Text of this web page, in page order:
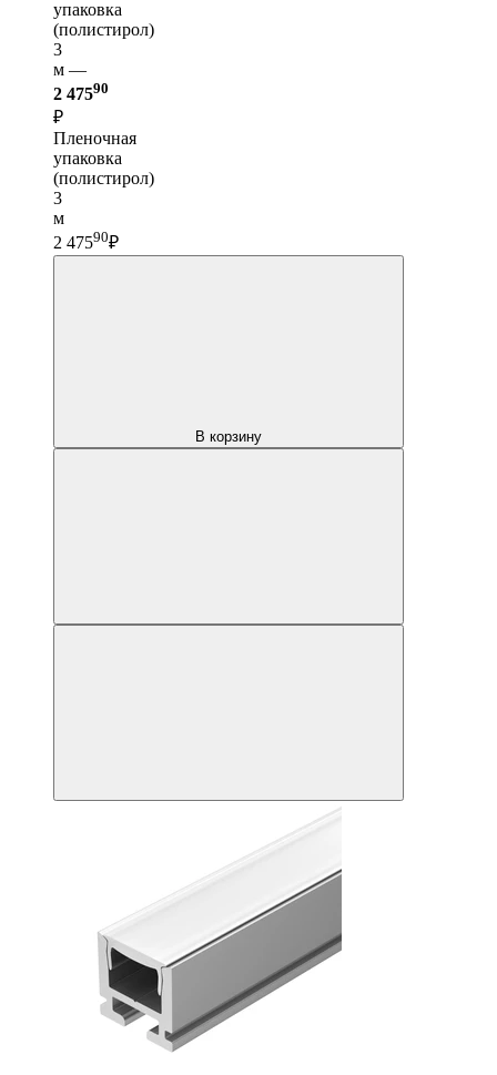
упаковка
(полистирол)
3
м —
2 47590
₽
Пленочная
упаковка
(полистирол)
3
м
2 47590₽
В корзину